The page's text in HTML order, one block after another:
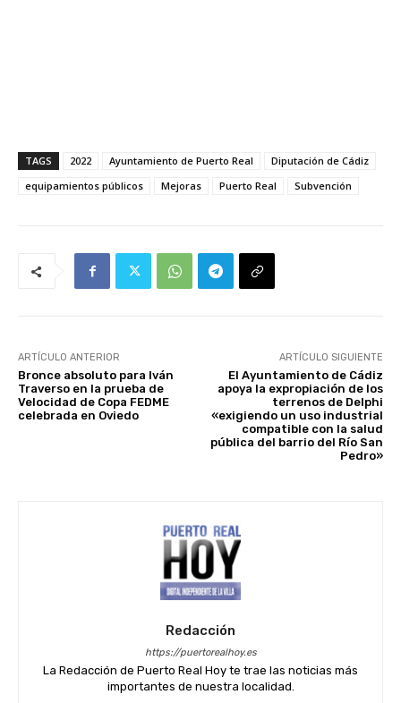
TAGS 2022 Ayuntamiento de Puerto Real
Diputación de Cádiz
equipamientos públicos
Mejoras Puerto Real Subvención
ARTÍCULO ANTERIOR
Bronce absoluto para Iván
Traverso en la prueba de
Velocidad de Copa FEDME
celebrada en Oviedo
ARTÍCULO SIGUIENTE
El Ayuntamiento de Cádiz
apoya la expropiación de los
terrenos de Delphi
«exigiendo un uso industrial
compatible con la salud
pública del barrio del Río San
Pedro»
Redacción
https://puertorealhoy.es
La Redacción de Puerto Real Hoy te trae las noticias más
importantes de nuestra localidad.